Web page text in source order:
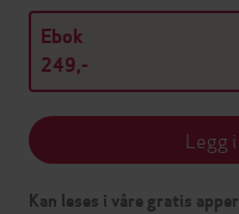
Ebok
249,-
Legg
Kan leses i våre gratis